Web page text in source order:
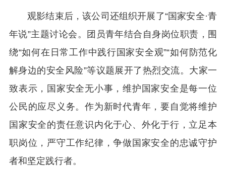
观影结束后，该公司还组织开展了“国家安全·青
年说”主题讨论会。团员青年结合自身岗位职责，围
绕“如何在日常工作中践行国家安全观”“如何防范化
解身边的安全风险”等议题展开了热烈交流。大家一
致表示，国家安全无小事，维护国家安全是每一位
公民的应尽义务。作为新时代青年，要自觉将维护
国家安全的责任意识内化于心、外化于行，立足本
职岗位，严守工作纪律，争做国家安全的忠诚守护
者和坚定践行者。